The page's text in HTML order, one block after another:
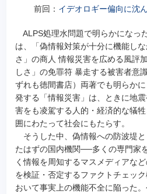
前回： イデオロギー偏向に沈
ALPS処理水問題で明らかになっ
は、「偽情報対策が十分に機能し
さ」の商人 情報災害を広める風評
しさ」の免罪符 暴走する被害者意
ずれも徳間書店）両著でも明らか
発する「情報災害」は、ときに地
害をも凌駕する人的・経済的な犠
囲にわたって社会にもたらす。
そうした中、偽情報への防波堤
たはずの国内機関──多くの専門家
く情報を周知するマスメディアな
を検証・否定するファクトチェッ
おいて事実上の機能不全に陥った